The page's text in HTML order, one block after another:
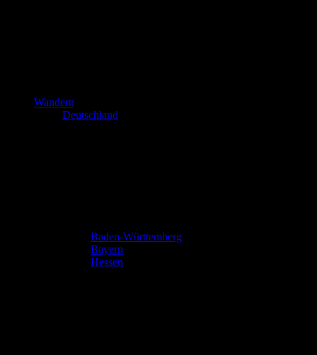
Wandern
Deutschland
Baden-Württemberg
Bayern
Hessen